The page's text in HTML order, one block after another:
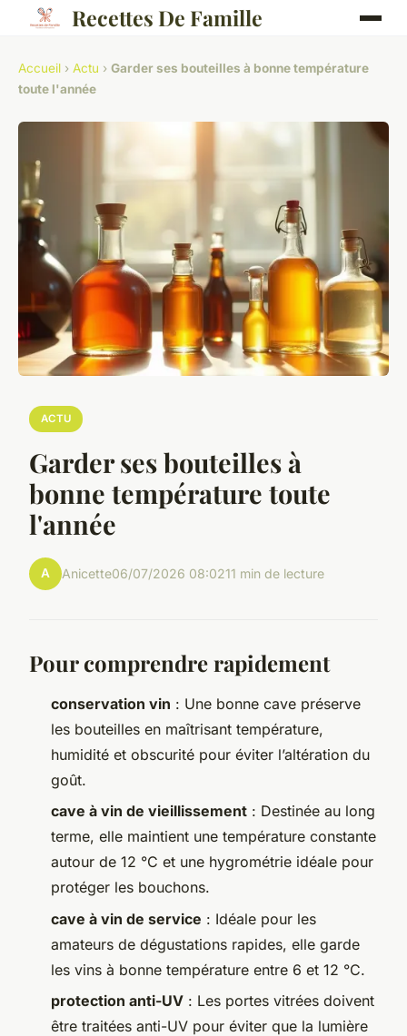
Recettes De Famille
Accueil › Actu › Garder ses bouteilles à bonne température
toute l'année
ACTU
Garder ses bouteilles à
bonne température toute
l'année
A Anicette06/07/2026 08:0211 min de lecture
Pour comprendre rapidement
conservation vin : Une bonne cave préserve
les bouteilles en maîtrisant température,
humidité et obscurité pour éviter l’altération du
goût.
cave à vin de vieillissement : Destinée au long
terme, elle maintient une température constante
autour de 12 °C et une hygrométrie idéale pour
protéger les bouchons.
cave à vin de service : Idéale pour les
amateurs de dégustations rapides, elle garde
les vins à bonne température entre 6 et 12 °C.
protection anti-UV : Les portes vitrées doivent
être traitées anti-UV pour éviter que la lumière